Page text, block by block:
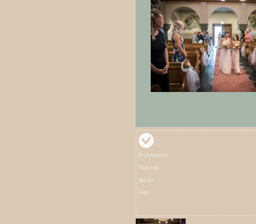
Bruidspaar:
Thema:
Waar:
Als: